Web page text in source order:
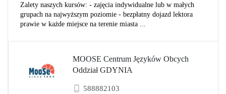
Zalety naszych kursów: - zajęcia indywidualne lub w małych
grupach na najwyższym poziomie - bezpłatny dojazd lektora
prawie w każde miejsce na terenie miasta ...
MOOSE Centrum Języków Obcych
Oddział GDYNIA
588882103